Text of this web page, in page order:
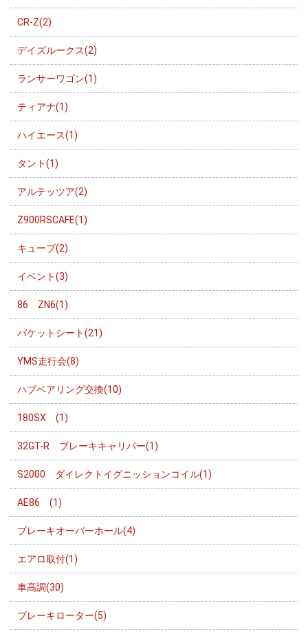
CR-Z(2)
デイズルークス(2)
ランサーワゴン(1)
ティアナ(1)
ハイエース(1)
タント(1)
アルテッツア(2)
Z900RSCAFE(1)
キューブ(2)
イベント(3)
86 ZN6(1)
バケットシート(21)
YMS走行会(8)
ハブベアリング交換(10)
180SX (1)
32GT-R ブレーキキャリパー(1)
S2000 ダイレクトイグニッションコイル(1)
AE86 (1)
ブレーキオーバーホール(4)
エアロ取付(1)
車高調(30)
ブレーキローター(5)